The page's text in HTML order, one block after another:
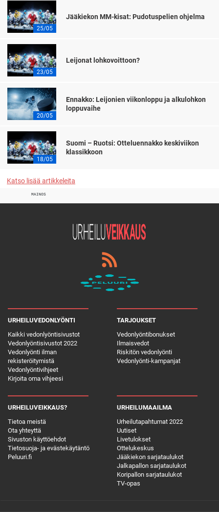
25/05
Jääkiekon MM-kisat: Pudotuspelien ohjelma
23/05
Leijonat lohkovoittoon?
20/05
Ennakko: Leijonien viikonloppu ja alkulohkon
loppuvaihe
18/05
Suomi – Ruotsi: Otteluennakko keskiviikon
klassikkoon
Katso lisää artikkeleita
MAINOS
URHEILUVEDONLYÖNTI
Kaikki vedonlyöntisivustot
Vedonlyöntisivustot 2022
Vedonlyönti ilman
rekisteröitymistä
Vedonlyöntivihjeet
Kirjoita oma vihjeesi
TARJOUKSET
Vedonlyöntibonukset
Ilmaisvedot
Riskitön vedonlyönti
Vedonlyönti-kampanjat
URHEILUVEIKKAUS?
Tietoa meistä
Ota yhteyttä
Sivuston käyttöehdot
Tietosuoja- ja evästekäytäntö
Peluuri.fi
URHEILUMAAILMA
Urheilutapahtumat 2022
Uutiset
Livetulokset
Ottelukeskus
Jääkiekon sarjataulukot
Jalkapallon sarjataulukot
Koripallon sarjataulukot
TV-opas